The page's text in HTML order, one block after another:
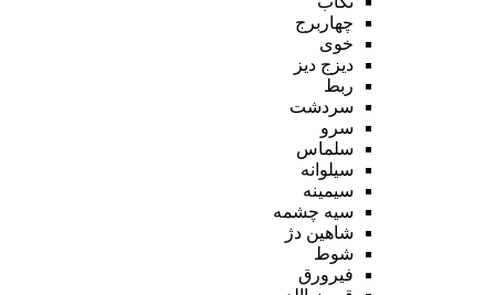
چهاربرج
خوی
دیزج دیز
ربط
سردشت
سرو
سلماس
سیلوانه
سیمینه
سیه چشمه
شاهین دژ
شوط
فیرورق